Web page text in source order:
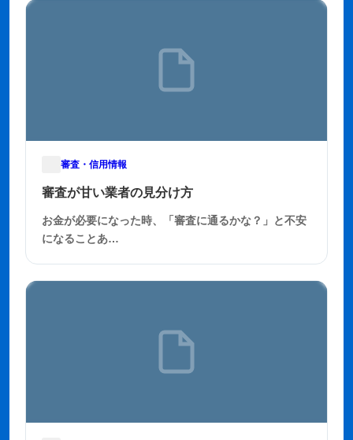
審査・信用情報
審査が甘い業者の見分け方
お金が必要になった時、「審査に通るかな？」と不安
になることあ…